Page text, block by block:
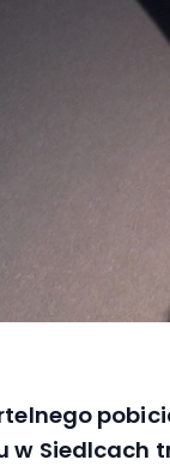
w Siedlcach